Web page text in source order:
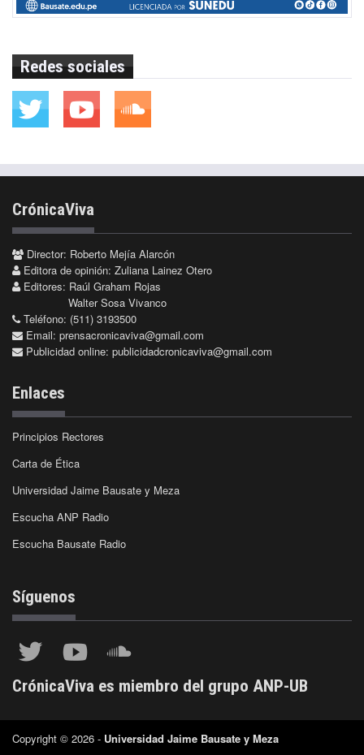
Redes sociales
CrónicaViva
Director: Roberto Mejía Alarcón
Editora de opinión: Zuliana Lainez Otero
Editores: Raúl Graham Rojas
Walter Sosa Vivanco
Teléfono: (511) 3193500
Email: prensacronicaviva@gmail.com
Publicidad online: publicidadcronicaviva@gmail.com
Enlaces
Principios Rectores
Carta de Ética
Universidad Jaime Bausate y Meza
Escucha ANP Radio
Escucha Bausate Radio
Síguenos
CrónicaViva es miembro del grupo ANP-UB
Copyright © 2026 - Universidad Jaime Bausate y Meza